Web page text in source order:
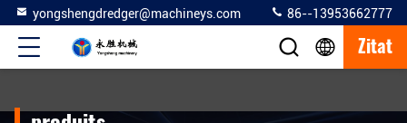
yongshengdredger@machineys.com 86--13953662777
Zitat